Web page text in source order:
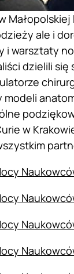
ale i
i warsztaty
dzielili
w